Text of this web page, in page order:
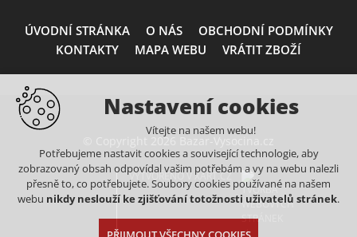
ÚVODNÍ STRÁNKA O NÁS
OBCHODNÍ PODMÍNKY
KONTAKTY
MAPA WEBU VRÁTIT ZBOŽÍ
© Copyright 2026 Bazar-Vysocina.cz
VYTVOŘENO V XART.CZ
Nastavení cookies
Vítejte na našem webu!
Potřebujeme nastavit cookies a související technologie, aby
zobrazovaný obsah odpovídal vašim potřebám a vy na webu nalezli
přesně to, co potřebujete. Soubory cookies používané na našem
webu nikdy neslouží ke zjišťování totožnosti uživatelů stránek.